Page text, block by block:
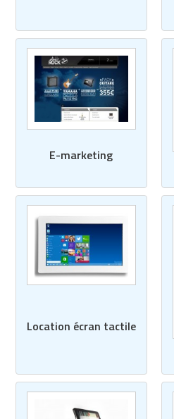
E-marketing
Location écran tactile